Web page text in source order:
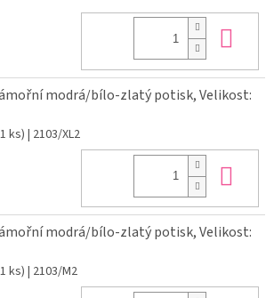
modrá/bílo-zlatý potisk, Velikost:
ks) | 2103/XL2
modrá/bílo-zlatý potisk, Velikost:
ks) | 2103/M2